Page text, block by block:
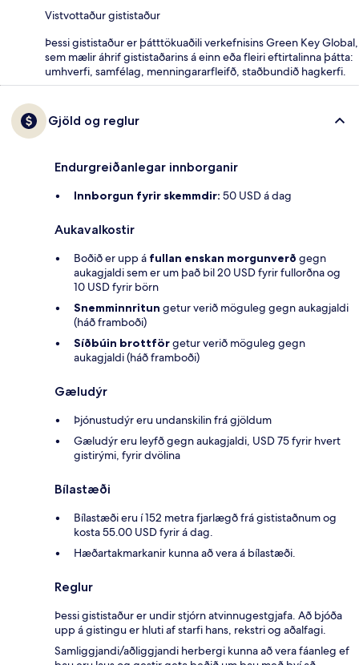
Vistvottaður gististaður
Þessi gististaður er þátttökuaðili verkefnisins Green Key Global,
sem mælir áhrif gististaðarins á einn eða fleiri eftirtalinna þátta:
umhverfi, samfélag, menningararfleifð, staðbundið hagkerfi.
Gjöld og reglur
Endurgreiðanlegar innborganir
Innborgun fyrir skemmdir: 50 USD á dag
Aukavalkostir
Boðið er upp á fullan enskan morgunverð gegn
aukagjaldi sem er um það bil 20 USD fyrir fullorðna og
10 USD fyrir börn
Snemminnritun getur verið möguleg gegn aukagjaldi
(háð framboði)
Síðbúin brottförgetur verið möguleg gegn
aukagjaldi (háð framboði)
Gæludýr
Þjónustudýr eru undanskilin frá gjöldum
Gæludýr eru leyfð gegn aukagjaldi, USD 75 fyrir hvert
gistirými, fyrir dvölina
Bílastæði
Bílastæði eru í 152 metra fjarlægð frá gististaðnum og
kosta 55.00 USD fyrir á dag.
Hæðartakmarkanir kunna að vera á bílastæði.
Reglur
Þessi gististaður er undir stjórn atvinnugestgjafa. Að bjóða
upp á gistingu er hluti af starfi hans, rekstri og aðalfagi.
Samliggjandi/aðliggjandi herbergi kunna að vera fáanleg ef